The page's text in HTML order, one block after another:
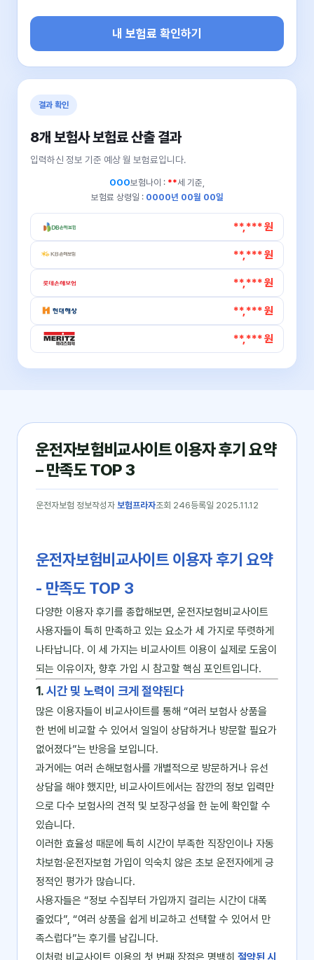
내 보험료 확인하기
결과 확인
8개 보험사 보험료 산출 결과
입력하신 정보 기준 예상 월 보험료입니다.
OOO보험나이 : **세 기준,
보험료 상령일 : 0000년 00월 00일
**,*** 원
**,*** 원
**,*** 원
**,*** 원
**,*** 원
운전자보험비교사이트 이용자 후기 요약
– 만족도 TOP 3
운전자보험 정보작성자 보험프라자조회 246등록일 2025.11.12
운전자보험비교사이트 이용자 후기 요약
- 만족도 TOP 3
다양한 이용자 후기를 종합해보면, 운전자보험비교사이트
사용자들이 특히 만족하고 있는 요소가 세 가지로 뚜렷하게
나타납니다. 이 세 가지는 비교사이트 이용이 실제로 도움이
되는 이유이자, 향후 가입 시 참고할 핵심 포인트입니다.
1.시간 및 노력이 크게 절약된다
많은 이용자들이 비교사이트를 통해 “여러 보험사 상품을
한 번에 비교할 수 있어서 일일이 상담하거나 방문할 필요가
없어졌다”는 반응을 보입니다.
과거에는 여러 손해보험사를 개별적으로 방문하거나 유선
상담을 해야 했지만, 비교사이트에서는 잠깐의 정보 입력만
으로 다수 보험사의 견적 및 보장구성을 한 눈에 확인할 수
있습니다.
이러한 효율성 때문에 특히 시간이 부족한 직장인이나 자동
차보험·운전자보험 가입이 익숙치 않은 초보 운전자에게 긍
정적인 평가가 많습니다.
사용자들은 “정보 수집부터 가입까지 걸리는 시간이 대폭
줄었다”, “여러 상품을 쉽게 비교하고 선택할 수 있어서 만
족스럽다”는 후기를 남깁니다.
이처럼 비교사이트 이용의 첫 번째 장점은 명백히 절약된 시